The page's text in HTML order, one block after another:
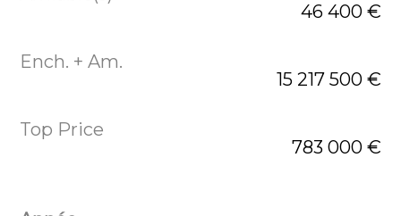
46 400 €
15 217 500 €
783 000 €